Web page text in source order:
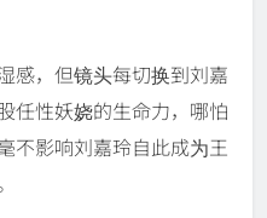
感，但镜头每切换到刘嘉
任性妖娆的生命力，哪怕
不影响刘嘉玲自此成为王